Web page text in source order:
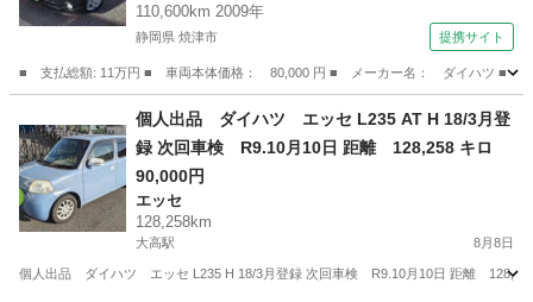
110,600km 2009年
静岡県 焼津市 提携サイト
■ 支払総額: 11万円 ■ 車両本体価格： 80,000 円 ■ メーカー名： ダイハツ ■
エッセ
個人出品 ダイハツ エッセ L235 AT H 18/3月登
90,000円
エッセ
128,258km
大高駅 8月8日
個人出品 ダイハツ エッセ L235 H 18/3月登録 次回車検 R9.10月10日 距離